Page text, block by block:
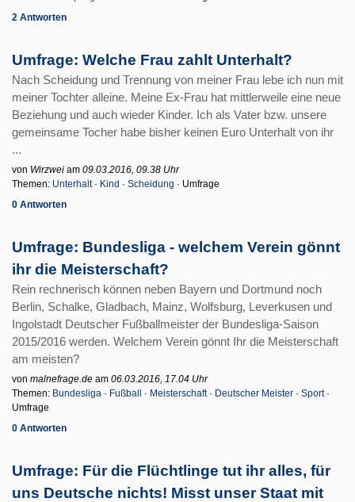
2 Antworten
Umfrage: Welche Frau zahlt Unterhalt?
Nach Scheidung und Trennung von meiner Frau lebe ich nun mit
meiner Tochter alleine. Meine Ex-Frau hat mittlerweile eine neue
Beziehung und auch wieder Kinder. Ich als Vater bzw. unsere
gemeinsame Tocher habe bisher keinen Euro Unterhalt von ihr
...
von Wirzwei am 09.03.2016, 09.38 Uhr
Themen: Unterhalt· Kind · Scheidung · Umfrage
0 Antworten
Umfrage: Bundesliga - welchem Verein gönnt
ihr die Meisterschaft?
Rein rechnerisch können neben Bayern und Dortmund noch
Berlin, Schalke, Gladbach, Mainz, Wolfsburg, Leverkusen und
Ingolstadt Deutscher Fußballmeister der Bundesliga-Saison
2015/2016 werden. Welchem Verein gönnt Ihr die Meisterschaft
am meisten?
von malnefrage.de am 06.03.2016, 17.04 Uhr
Themen: Bundesliga · Fußball · Meisterschaft· Deutscher Meister · Sport·
Umfrage
0 Antworten
Umfrage: Für die Flüchtlinge tut ihr alles, für
uns Deutsche nichts! Misst unser Staat mit